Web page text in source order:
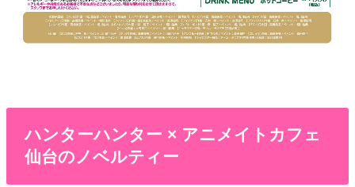
ハンターハンター × アニメイトカフェ
仙台のノベルティー